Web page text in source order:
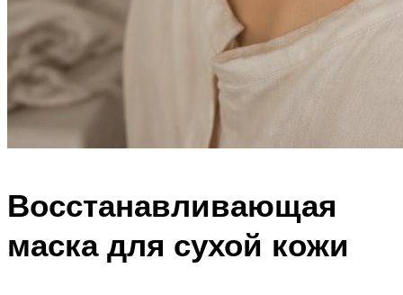
Восстанавливающая
маска для сухой кожи